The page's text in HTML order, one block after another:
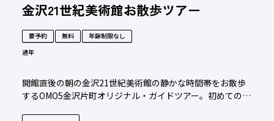
金沢21世紀美術館お散歩ツアー
要予約 無料
年齢制限なし
通年
開館直後の朝の金沢21世紀美術館の静かな時間帯をお散歩
するOMO5金沢片町オリジナル・ガイドツアー。初めての方